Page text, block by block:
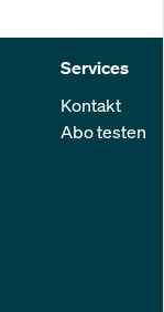
Services
Kontakt
Abo testen